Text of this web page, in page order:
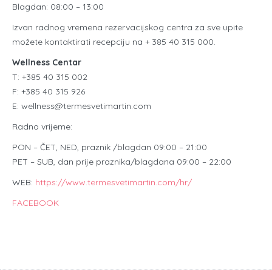
Blagdan: 08:00 – 13:00
Izvan radnog vremena rezervacijskog centra za sve upite
možete kontaktirati recepciju na + 385 40 315 000.
Wellness Centar
T: +385 40 315 002
F: +385 40 315 926
E: wellness@termesvetimartin.com
Radno vrijeme:
PON – ČET, NED, praznik /blagdan 09:00 – 21:00
PET – SUB, dan prije praznika/blagdana 09:00 – 22:00
WEB: https://www.termesvetimartin.com/hr/
FACEBOOK